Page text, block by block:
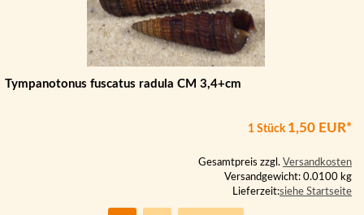
Tympanotonus fuscatus radula CM 3,4+cm
1 Stück 1,50 EUR*
Gesamtpreis zzgl. Versandkosten
Versandgewicht: 0.0100 kg
Lieferzeit:siehe Startseite